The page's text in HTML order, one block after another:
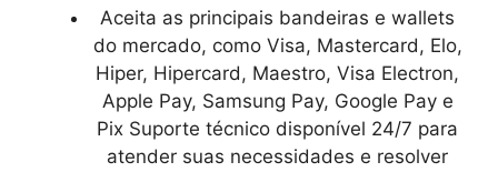
Aceita as principais bandeiras e wallets
do mercado, como Visa, Mastercard, Elo,
Hiper, Hipercard, Maestro, Visa Electron,
Apple Pay, Samsung Pay, Google Pay e
Pix Suporte técnico disponível 24/7 para
atender suas necessidades e resolver